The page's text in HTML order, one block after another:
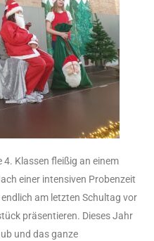
Klassen fleißig an einem
einer intensiven Probenzeit
am letzten Schultag vor
präsentieren. Dieses Jahr
und das ganze